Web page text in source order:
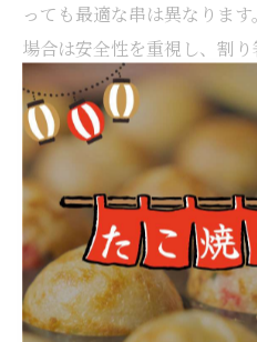
っても最適な串は異なりま
場合は安全性を重視し、割
ぶと安心です。用途や人数
びましょう。
たこ焼き串選びでパーティ
たこ焼きパーティーでは、
て串選びを工夫することで
雰囲気を作れます。例えば
先端が丸いピックや割り箸